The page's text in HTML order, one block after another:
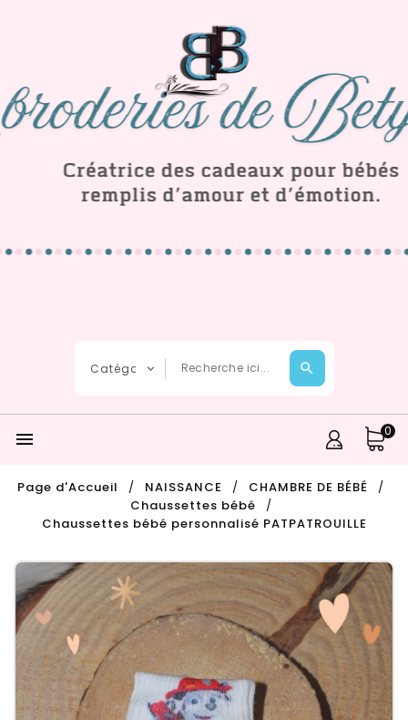
 0
Page d'Accueil NAISSANCE
CHAMBRE DE BÉBÉ
Chaussettes bébé
Chaussettes bébé personnalisé PATPATROUILLE